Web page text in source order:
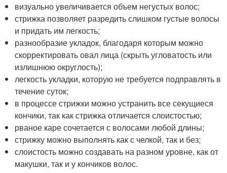
визуально увеличивается объем негустых волос;
стрижка позволяет разредить слишком густые волосы
и придать им легкость;
разнообразие укладок, благодаря которым можно
скорректировать овал лица (скрыть угловатость или
излишнюю округлость);
легкость укладки, которую не требуется подправлять в
течение суток;
в процессе стрижки можно устранить все секущиеся
кончики, так как стрижка отличается слоистостью;
рваное каре сочетается с волосами любой длины;
стрижку можно выполнять как с челкой, так и без;
слоистость можно создавать на разном уровне, как от
макушки, так и у кончиков волос.